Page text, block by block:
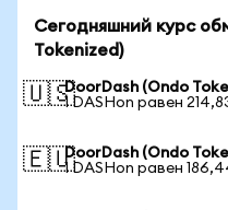
Сегодняшний курс
Tokenized)
🇺🇸DoorDash (Ondo
1 DASHon равен
🇪🇺DoorDash (Ondo
1 DASHon равен